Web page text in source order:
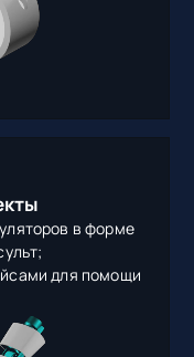
в форме
для помощи